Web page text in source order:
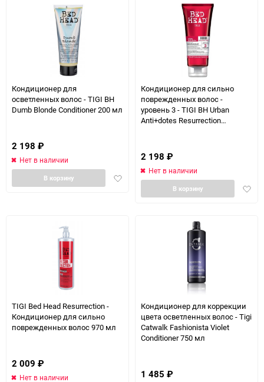
Кондиционер для
осветленных волос - TIGI BH
Dumb Blonde Conditioner 200 мл
2 198 ₽
Нет в наличии
Добавить
избранное
В корзину
Кондиционер для сильно
поврежденных волос -
уровень 3 - TIGI BH Urban
Anti+dotes Resurrection
2 198 ₽
Нет в наличии
В корзину
TIGI Bed Head Resurrection -
Кондиционер для сильно
поврежденных волос 970 мл
2 009 ₽
Нет в наличии
Кондиционер для коррекции
цвета осветленных волос - Tigi
Catwalk Fashionista Violet
Conditioner 750 мл
1 485 ₽